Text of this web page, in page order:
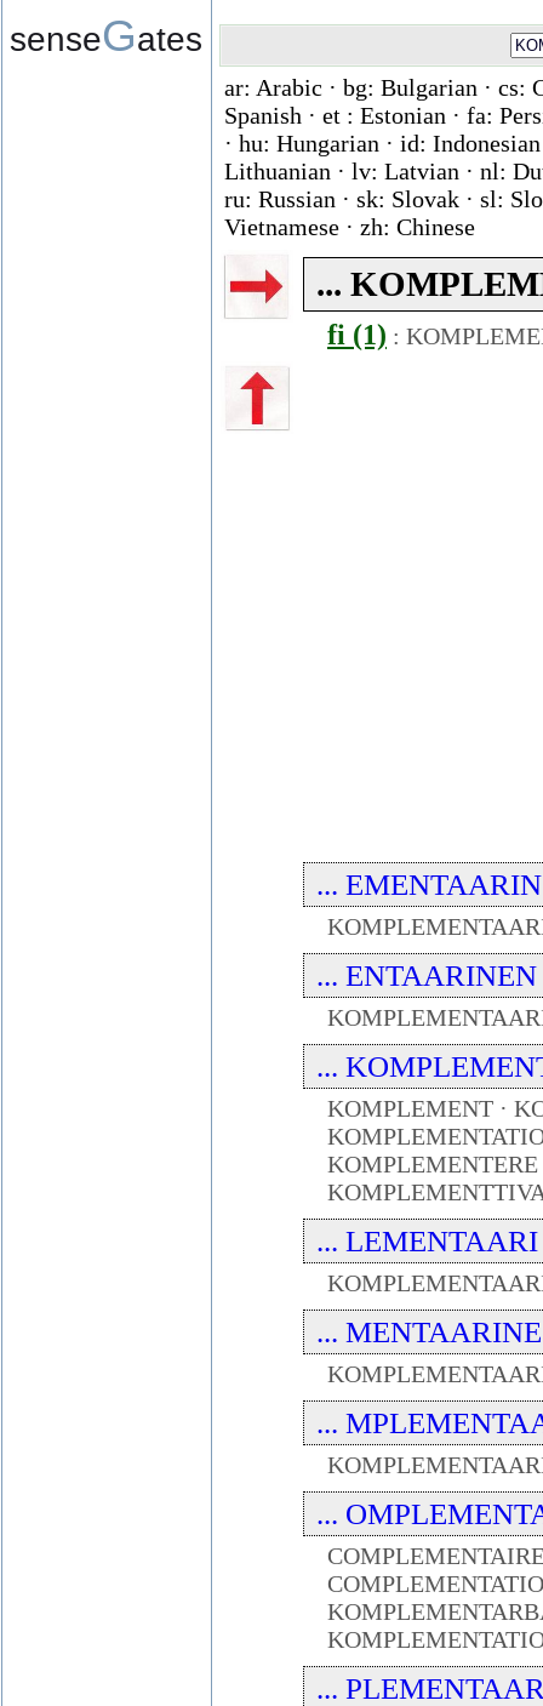
senseGates
ar: Arabic · bg: Bulgarian · cs:
Spanish · et : Estonian · fa:
· hu: Hungarian · id:
Lithuanian · lv: Latvian · nl:
ru: Russian · sk: Slovak · sl:
Vietnamese · zh: Chinese
...
fi (1) :
...
... ENTAARINEN
...
KOMPLEMENT ·
... LEMENTAARI
...
...
...
...